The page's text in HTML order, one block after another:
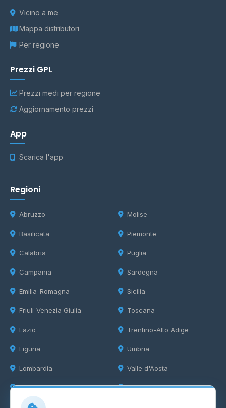
Vicino a me
Mappa distributori
Per regione
Prezzi GPL
Prezzi medi per regione
Aggiornamento prezzi
App
Scarica l'app
Regioni
Abruzzo
Basilicata
Calabria
Campania
Emilia-Romagna
Friuli-Venezia Giulia
Lazio
Liguria
Lombardia
Marche
Molise
Piemonte
Puglia
Sardegna
Sicilia
Toscana
Trentino-Alto Adige
Umbria
Valle d'Aosta
Veneto